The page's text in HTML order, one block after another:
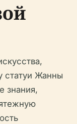
статуи Жанны
знания,